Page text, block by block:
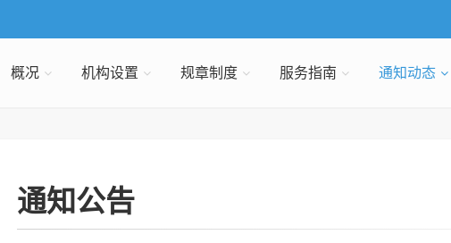
概况 机构设置 规章制度 服务指南 通知动态
通知公告